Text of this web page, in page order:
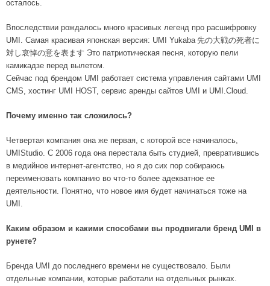
осталось.
Впоследствии рождалось много красивых легенд про расшифровку
UMI. Самая красивая японская версия: UMI Yukaba先の大戦の死者に
対し哀悼の意を表ます Это патриотическая песня, которую пели
камикадзе перед вылетом.
Сейчас под брендом UMI работает система управления сайтами UMI
CMS, хостинг UMI HOST, сервис аренды сайтов UMI и UMI.Cloud.
Почему именно так сложилось?
Четвертая компания она же первая, с которой все начиналось,
UMIStudio. С 2006 года она перестала быть студией, превратившись
в медийное интернет-агентство, но я до сих пор собираюсь
переименовать компанию во что-то более адекватное ее
деятельности. Понятно, что новое имя будет начинаться тоже на
UMI.
Каким образом и какими способами вы продвигали бренд UMI в
рунете?
Бренда UMI до последнего времени не существовало. Были
отдельные компании, которые работали на отдельных рынках.